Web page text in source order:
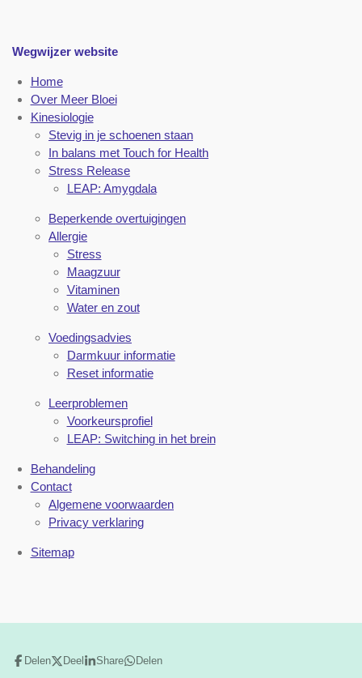
Wegwijzer website
Home
Over Meer Bloei
Kinesiologie
Stevig in je schoenen staan
In balans met Touch for Health
Stress Release
LEAP: Amygdala
Beperkende overtuigingen
Allergie
Stress
Maagzuur
Vitaminen
Water en zout
Voedingsadvies
Darmkuur informatie
Reset informatie
Leerproblemen
Voorkeursprofiel
LEAP: Switching in het brein
Behandeling
Contact
Algemene voorwaarden
Privacy verklaring
Sitemap
Delen Deel Share Delen